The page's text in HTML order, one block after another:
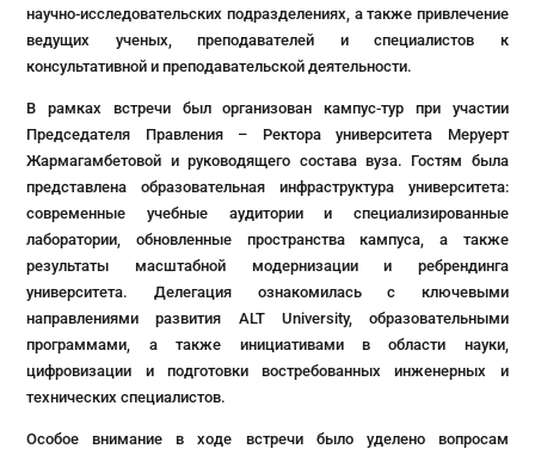
научно-исследовательских подразделениях, а также привлечение
ведущих ученых, преподавателей и специалистов к
консультативной и преподавательской деятельности.
В рамках встречи был организован кампус-тур при участии
Председателя Правления – Ректора университета Меруерт
Жармагамбетовой и руководящего состава вуза. Гостям была
представлена образовательная инфраструктура университета:
современные учебные аудитории и специализированные
лаборатории, обновленные пространства кампуса, а также
результаты масштабной модернизации и ребрендинга
университета. Делегация ознакомилась с ключевыми
направлениями развития ALT University, образовательными
программами, а также инициативами в области науки,
цифровизации и подготовки востребованных инженерных и
технических специалистов.
Особое внимание в ходе встречи было уделено вопросам